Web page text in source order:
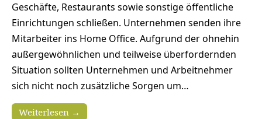
Geschäfte, Restaurants sowie sonstige öffentliche
Einrichtungen schließen. Unternehmen senden ihre
Mitarbeiter ins Home Office. Aufgrund der ohnehin
außergewöhnlichen und teilweise überfordernden
Situation sollten Unternehmen und Arbeitnehmer
sich nicht noch zusätzliche Sorgen um…
Weiterlesen →